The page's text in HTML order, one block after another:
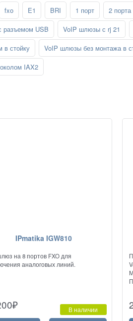
fxo E1 BRI 1 порт 2 порта
USB VoIP шлюзы с rj 21
стойку
VoIP шлюзы без монтажа в
IAX2
IPmatika IGW810
на 8 портов FXO для
аналоговых линий.
₽ В наличии